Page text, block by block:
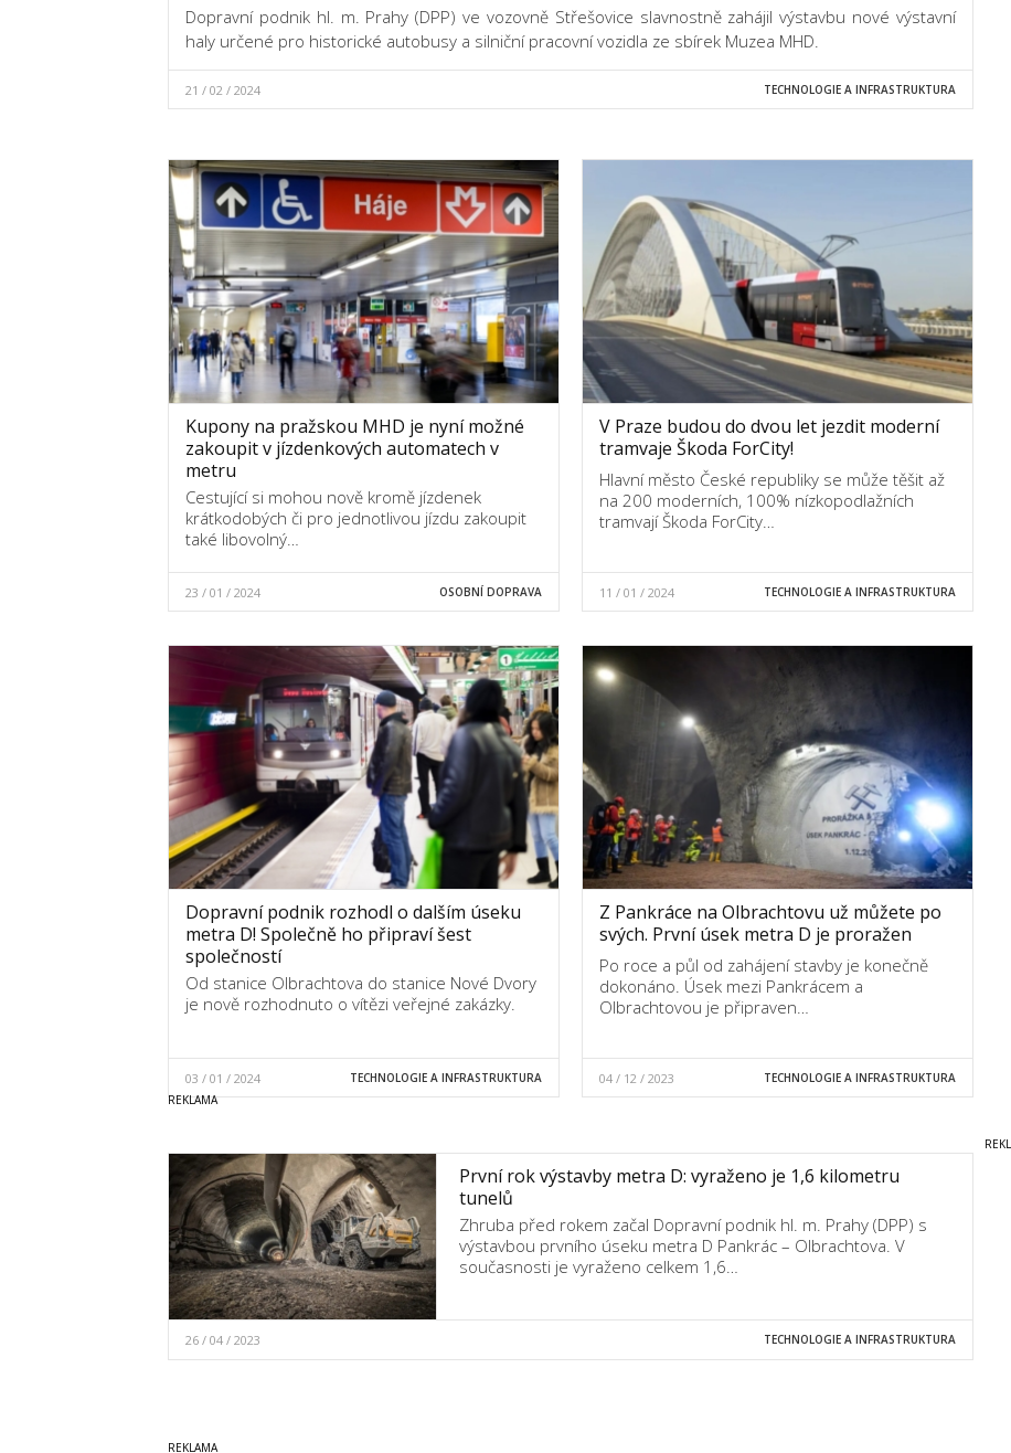
Dopravní podnik hl. m. Prahy (DPP) ve vozovně Střešovice slavnostně zahájil výstavbu nové výstavní
haly určené pro historické autobusy a silniční pracovní vozidla ze sbírek Muzea MHD.
21 / 02 / 2024 TECHNOLOGIE A INFRASTRUKTURA
Kupony na pražskou MHD je nyní možné
zakoupit v jízdenkových automatech v
metru
Cestující si mohou nově kromě jízdenek
krátkodobých či pro jednotlivou jízdu zakoupit
také libovolný…
23 / 01 / 2024 OSOBNÍ DOPRAVA
V Praze budou do dvou let jezdit moderní
tramvaje Škoda ForCity!
Hlavní město České republiky se může těšit až
na 200 moderních, 100% nízkopodlažních
tramvají Škoda ForCity…
11 / 01 / 2024 TECHNOLOGIE A INFRASTRUKTURA
Dopravní podnik rozhodl o dalším úseku
metra D! Společně ho připraví šest
společností
Od stanice Olbrachtova do stanice Nové Dvory
je nově rozhodnuto o vítězi veřejné zakázky.
03 / 01 / 2024 TECHNOLOGIE A INFRASTRUKTURA
Z Pankráce na Olbrachtovu už můžete po
svých. První úsek metra D je proražen
Po roce a půl od zahájení stavby je konečně
dokonáno. Úsek mezi Pankrácem a
Olbrachtovou je připraven…
04 / 12 / 2023 TECHNOLOGIE A INFRASTRUKTURA
První rok výstavby metra D: vyraženo je 1,6 kilometru
tunelů
Zhruba před rokem začal Dopravní podnik hl. m. Prahy (DPP) s
výstavbou prvního úseku metra D Pankrác – Olbrachtova. V
současnosti je vyraženo celkem 1,6…
26 / 04 / 2023 TECHNOLOGIE A INFRASTRUKTURA